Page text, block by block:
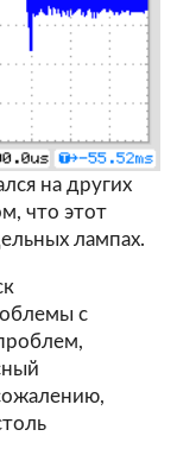
на других
что этот
лампах.
с